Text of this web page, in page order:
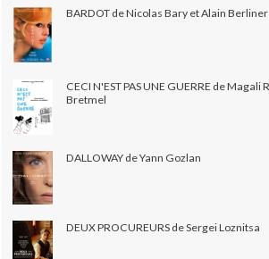
BARDOT de Nicolas Bary et Alain Berliner
CECI N'EST PAS UNE GUERRE de Magali
Bretmel
DALLOWAY de Yann Gozlan
DEUX PROCUREURS de Sergei Loznitsa